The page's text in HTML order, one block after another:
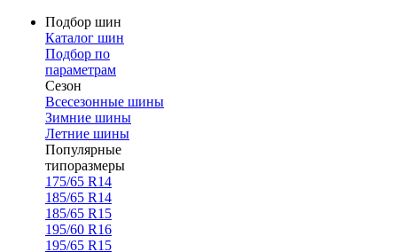
Подбор шин
Каталог шин
Подбор по
параметрам
Сезон
Всесезонные шины
Зимние шины
Летние шины
Популярные
типоразмеры
175/65 R14
185/65 R14
185/65 R15
195/60 R16
195/65 R15